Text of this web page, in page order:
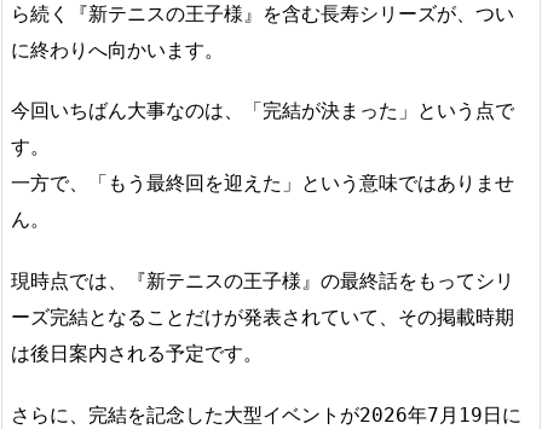
ら続く『新テニスの王子様』を含む長寿シリーズが、つい
に終わりへ向かいます。
今回いちばん大事なのは、「完結が決まった」という点で
す。
一方で、「もう最終回を迎えた」という意味ではありませ
ん。
現時点では、『新テニスの王子様』の最終話をもってシリ
ーズ完結となることだけが発表されていて、その掲載時期
は後日案内される予定です。
さらに、完結を記念した大型イベントが2026年7月19日に